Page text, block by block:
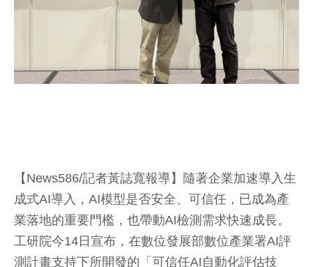
【News586/記者黃誌寬報導】隨著企業加速導入生
成式AI導入，AI模型是否安全、可信任，已成為產
業落地的重要門檻，也帶動AI檢測需求快速成長。
工研院今14日宣布，在數位發展部數位產業署AI評
測計畫支持下所開發的「可信任AI自動化評估技